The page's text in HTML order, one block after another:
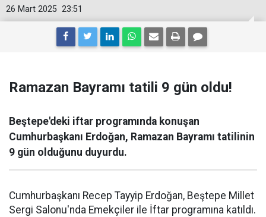
23:51
26 Mart 2025
Ramazan Bayramı tatili 9 gün oldu!
Beştepe'deki iftar programında konuşan
Cumhurbaşkanı Erdoğan, Ramazan Bayramı tatilinin
9 gün olduğunu duyurdu.
Cumhurbaşkanı Recep Tayyip Erdoğan, Beştepe Millet
Sergi Salonu'nda Emekçiler ile İftar programına katıldı.